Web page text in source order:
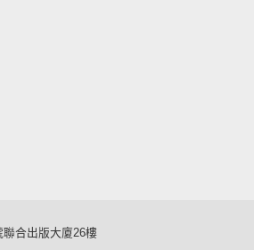
合出版大廈26樓